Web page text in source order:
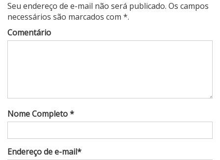
Seu endereço de e-mail não será publicado. Os campos
necessários são marcados com *.
Comentário
Nome Completo *
Endereço de e-mail*